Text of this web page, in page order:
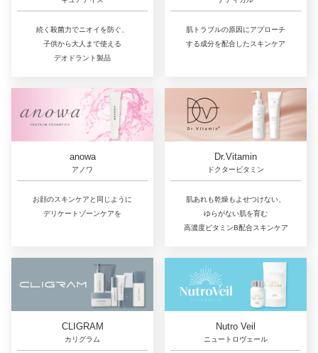
続く殺菌力でニオイを防ぐ、
子供から大人まで使える
デオドラント製品
肌トラブルの原因にアプローチ
する成分を配合したスキンケア
anowa
アノワ
お顔のスキンケアと同じように
デリケートゾーンケアを
Dr.Vitamin
ドクタービタミン
肌あれも乾燥もよせつけない、
ゆらがない肌を育む
高濃度ビタミンB配合スキンケア
CLIGRAM
カリグラム
Nutro Veil
ニュートロヴェール